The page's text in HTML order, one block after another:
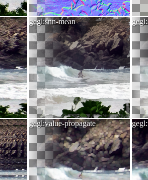
gegl:snn-mean
gegl:value-propagate